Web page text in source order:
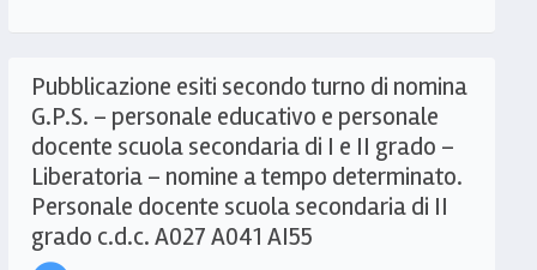
Pubblicazione esiti secondo turno di nomina
G.P.S. – personale educativo e personale
docente scuola secondaria di I e II grado –
Liberatoria – nomine a tempo determinato.
Personale docente scuola secondaria di II
grado c.d.c. A027 A041 AI55